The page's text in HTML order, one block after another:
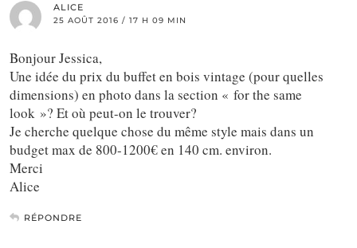
ALICE
25 AOÛT 2016 / 17 H 09 MIN
Bonjour Jessica,
Une idée du prix du buffet en bois vintage (pour quelles
dimensions) en photo dans la section « for the same
look »? Et où peut-on le trouver?
Je cherche quelque chose du même style mais dans un
budget max de 800-1200€ en 140 cm. environ.
Merci
Alice
RÉPONDRE